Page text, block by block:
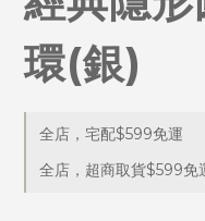
環(銀)
全店，宅配$599免運
全店，超商取貨$599免